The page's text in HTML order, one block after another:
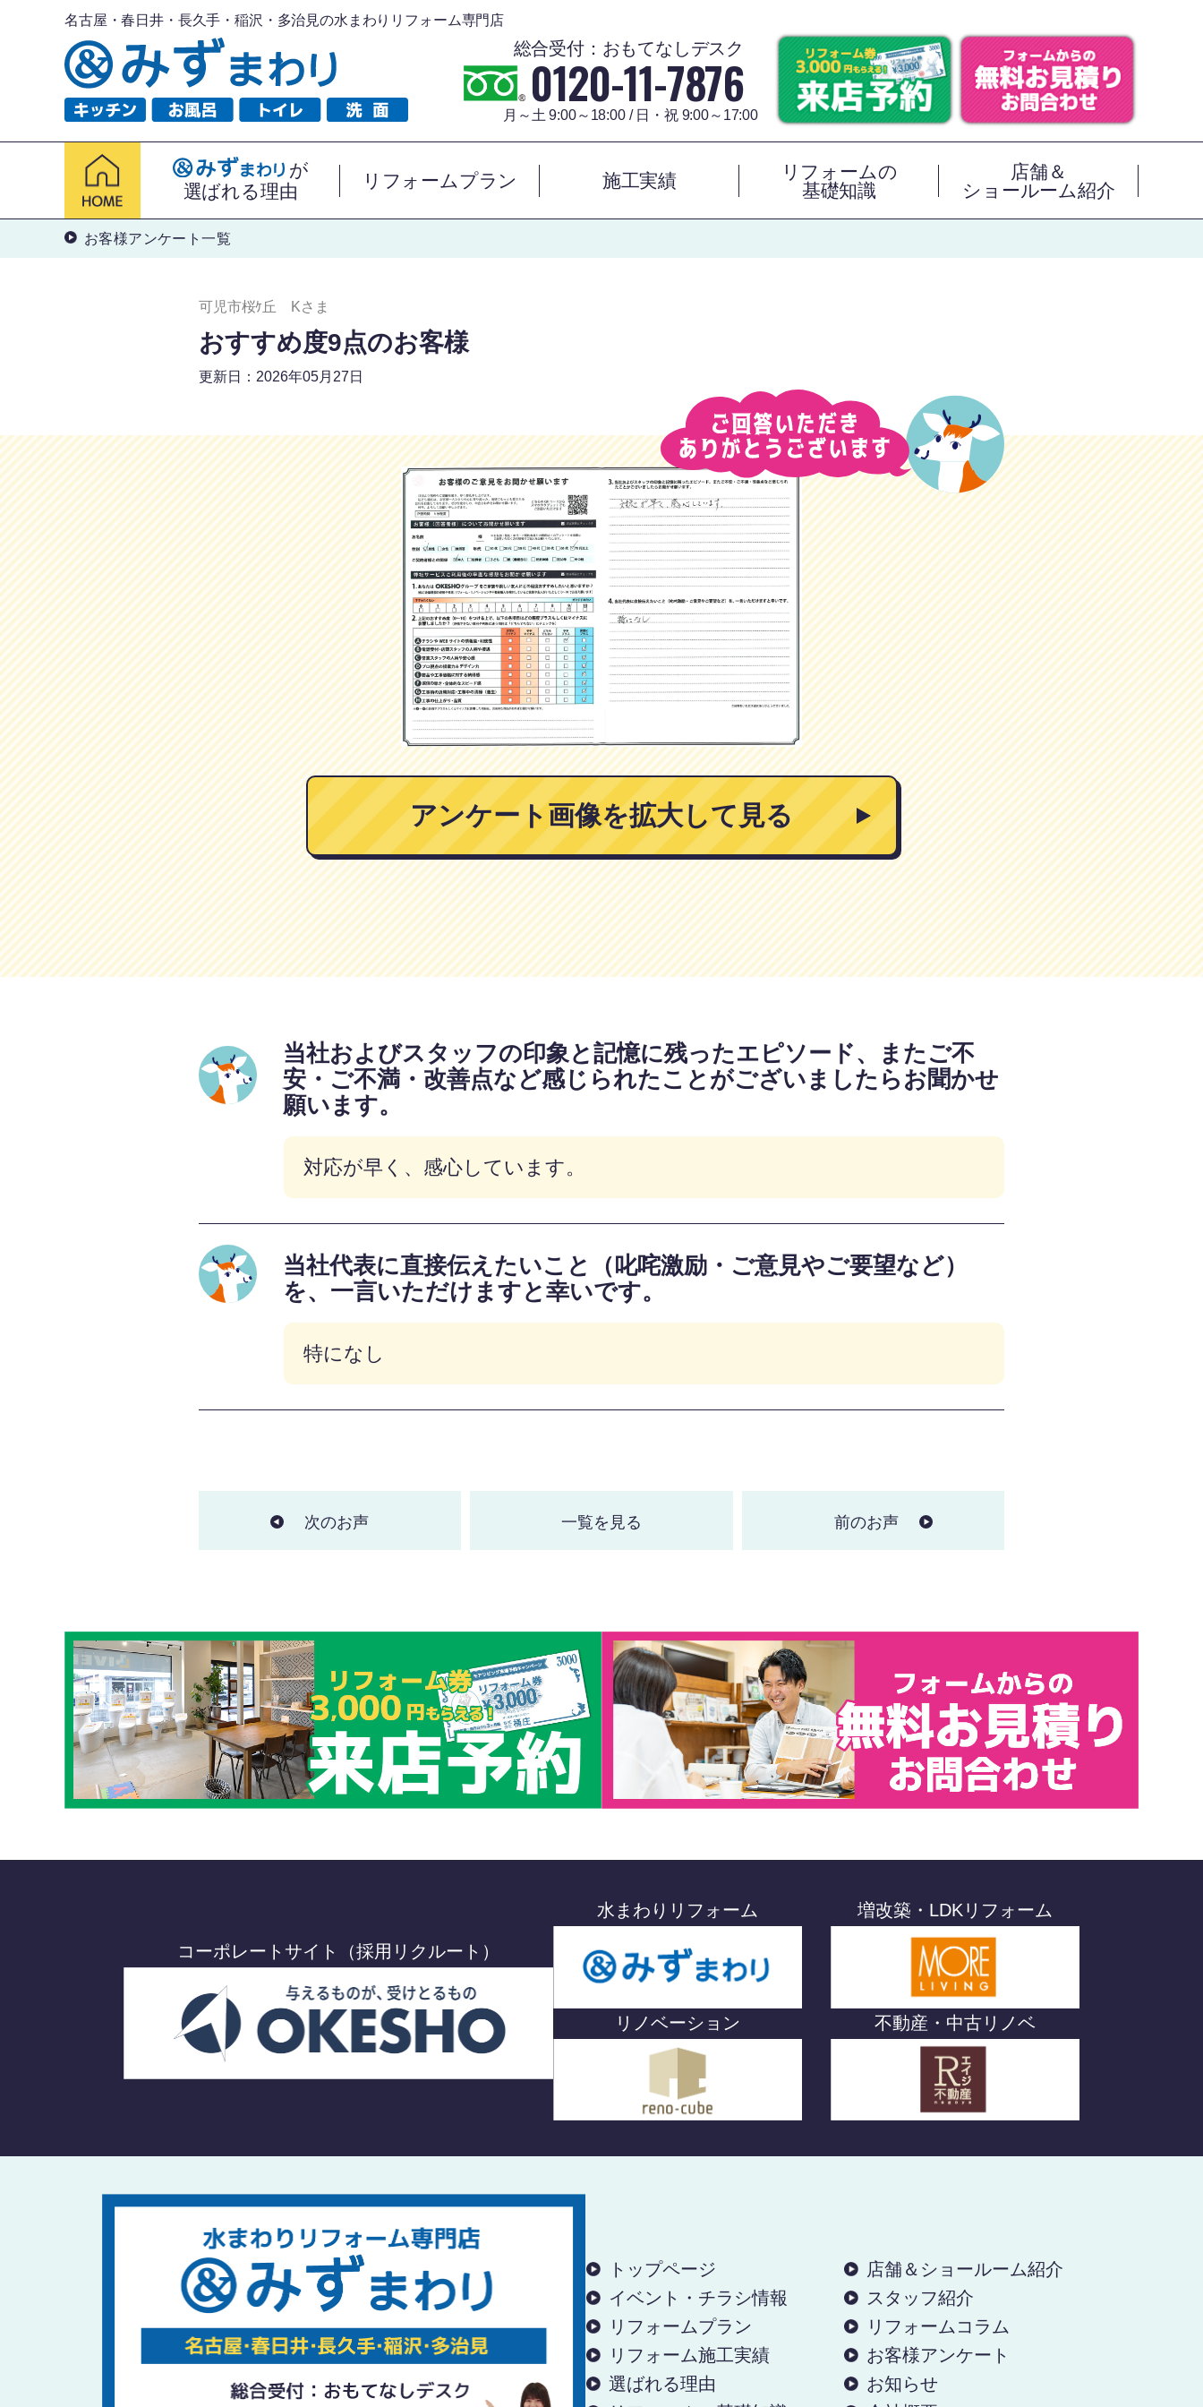
名古屋・春日井・長久手・稲沢・多治見の水まわりリフォーム専門店
総合受付：おもてなしデスク
0120-11-7876
月～土 9:00～18:00 / 日・祝 9:00～17:00
が
選ばれる理由
リフォームプラン 施工実績
リフォームの
基礎知識
店舗＆
ショールーム紹介
お客様アンケート一覧
可児市桜ｹ丘 Kさま
おすすめ度9点のお客様
更新日：2026年05月27日
アンケート画像を拡大して見る
当社およびスタッフの印象と記憶に残ったエピソード、またご不
安・ご不満・改善点など感じられたことがございましたらお聞かせ
願います。
対応が早く、感心しています。
当社代表に直接伝えたいこと（叱咤激励・ご意見やご要望など）
を、一言いただけますと幸いです。
特になし
次のお声 一覧を見る 前のお声
コーポレートサイト（採用リクルート）
水まわりリフォーム 増改築・LDKリフォーム
リノベーション 不動産・中古リノベ
トップページ
店舗＆ショールーム紹介
イベント・チラシ情報
スタッフ紹介
リフォームプラン
リフォームコラム
リフォーム施工実績
お客様アンケート
選ばれる理由
お知らせ